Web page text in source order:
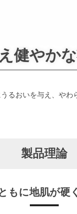
健やか
るおいを与え、や
製品理論
もに地肌が硬